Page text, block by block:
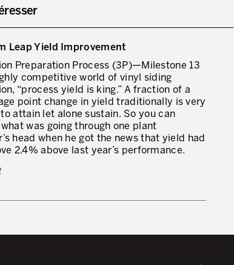
Leap Yield Improvement
Preparation Process (3P)—Milestone 13
competitive world of vinyl siding
“process yield is king.” A fraction of a
point change in yield traditionally is very
attain let alone sustain. So you can
was going through one plant
head when he got the news that yield had
2.4% above last year’s performance.